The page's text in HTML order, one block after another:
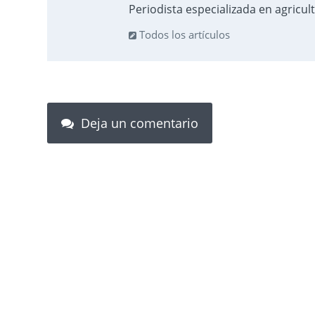
Periodista especializada en
Todos los artículos
Deja un comentario